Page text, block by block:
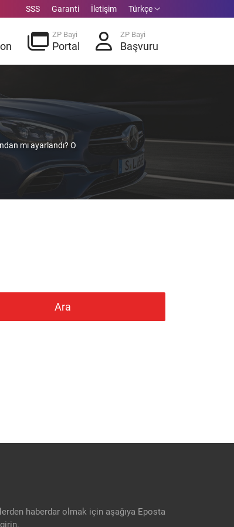
SSS Garanti İletişim Türkçe
ZP Bayi
Portal
ZP Bayi
Başvuru
mı ayarlandı? O
Ara
haberdar olmak için aşağıya Eposta